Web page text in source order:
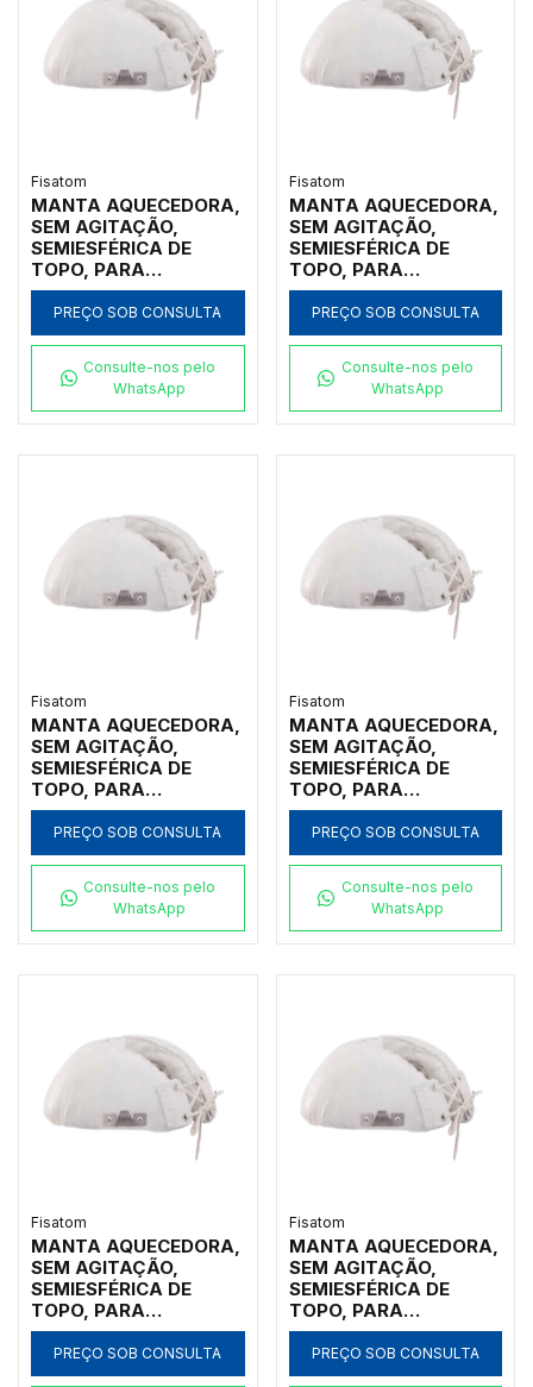
Fisatom
MANTA AQUECEDORA,
SEM AGITAÇÃO,
SEMIESFÉRICA DE
TOPO, PARA
UTILIZAÇÃO COM
BALÕES DE 24000ML
COM ATÉ 3
REGULADOR
ANALÓGICO DE
POTÊNCIA ATÉ 300ºC,
MODELO 024082-IC
PREÇO SOB CONSULTA
Consulte-nos pelo
WhatsApp
Fisatom
MANTA AQUECEDORA,
SEM AGITAÇÃO,
SEMIESFÉRICA DE
TOPO, PARA
UTILIZAÇÃO COM
BALÕES DE 12000ML
COM ATÉ 3
REGULADOR
ANALÓGICO DE
POTÊNCIA ATÉ 300ºC,
MODELO 012082-IC
PREÇO SOB CONSULTA
Consulte-nos pelo
WhatsApp
Fisatom
MANTA AQUECEDORA,
SEM AGITAÇÃO,
SEMIESFÉRICA DE
TOPO, PARA
UTILIZAÇÃO COM
BALÕES DE 5000ML
COM ATÉ 3
REGULADOR
ANALÓGICO DE
POTÊNCIA ATÉ 300ºC,
MODELO 006581-IC
PREÇO SOB CONSULTA
Consulte-nos pelo
WhatsApp
Fisatom
MANTA AQUECEDORA,
SEM AGITAÇÃO,
SEMIESFÉRICA DE
TOPO, PARA
UTILIZAÇÃO COM
BALÕES DE 3000ML
COM ATÉ 3
REGULADOR
ANALÓGICO DE
POTÊNCIA ATÉ 300ºC,
MODELO 003082-IC
PREÇO SOB CONSULTA
Consulte-nos pelo
WhatsApp
Fisatom
MANTA AQUECEDORA,
SEM AGITAÇÃO,
SEMIESFÉRICA DE
TOPO, PARA
UTILIZAÇÃO COM
BALÕES DE 2000ML
COM ATÉ 3
PREÇO SOB CONSULTA
Fisatom
MANTA AQUECEDORA,
SEM AGITAÇÃO,
SEMIESFÉRICA DE
TOPO, PARA
UTILIZAÇÃO COM
BALÕES DE 1000ML
COM ATÉ 3
PREÇO SOB CONSULTA